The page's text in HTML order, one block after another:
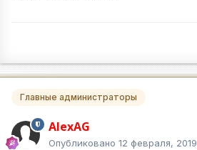
Главные администраторы
AlexAG
Опубликовано 12 февраля, 2019